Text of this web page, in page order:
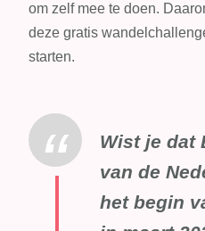
om zelf mee te doen.
deze gratis
starten.
Wist je dat
van de
het begin